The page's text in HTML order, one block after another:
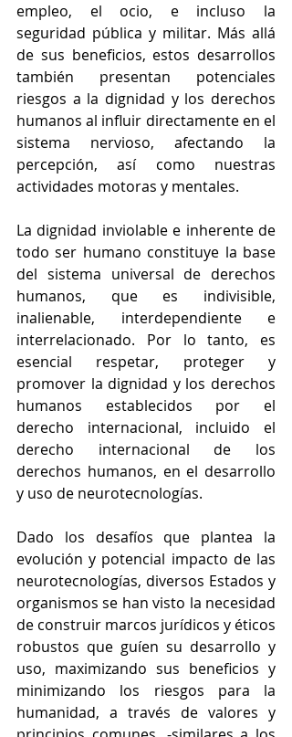
empleo, el ocio, e incluso la
seguridad pública y militar. Más allá
de sus beneficios, estos desarrollos
también presentan potenciales
riesgos a la dignidad y los derechos
humanos al influir directamente en el
sistema nervioso, afectando la
percepción, así como nuestras
actividades motoras y mentales.
La dignidad inviolable e inherente de
todo ser humano constituye la base
del sistema universal de derechos
humanos, que es indivisible,
inalienable, interdependiente e
interrelacionado. Por lo tanto, es
esencial respetar, proteger y
promover la dignidad y los derechos
humanos establecidos por el
derecho internacional, incluido el
derecho internacional de los
derechos humanos, en el desarrollo
y uso de neurotecnologías.
Dado los desafíos que plantea la
evolución y potencial impacto de las
neurotecnologías, diversos Estados y
organismos se han visto la necesidad
de construir marcos jurídicos y éticos
robustos que guíen su desarrollo y
uso, maximizando sus beneficios y
minimizando los riesgos para la
humanidad, a través de valores y